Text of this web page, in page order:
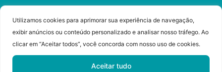
Utilizamos cookies para aprimorar sua experiência de navegação,
exibir anúncios ou conteúdo personalizado e analisar nosso tráfego. Ao
clicar em “Aceitar todos”, você concorda com nosso uso de cookies.
Aceitar tudo
Desenvolvido por